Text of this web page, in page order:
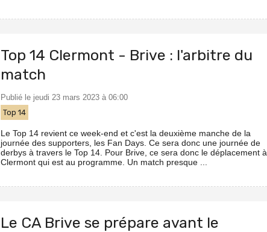
Top 14 Clermont - Brive : l'arbitre du
match
Publié le jeudi 23 mars 2023 à 06:00
Top 14
Le Top 14 revient ce week-end et c'est la deuxième manche de la
journée des supporters, les Fan Days. Ce sera donc une journée de
derbys à travers le Top 14. Pour Brive, ce sera donc le déplacement à
Clermont qui est au programme. Un match presque ...
Le CA Brive se prépare avant le